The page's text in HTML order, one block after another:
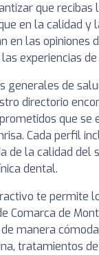
que
en la calidad y
en las opiniones
experiencias
generales de
directorio
que se
Cada perfil
de la calidad del
dental.
te permite
Comarca de
manera
tratamientos